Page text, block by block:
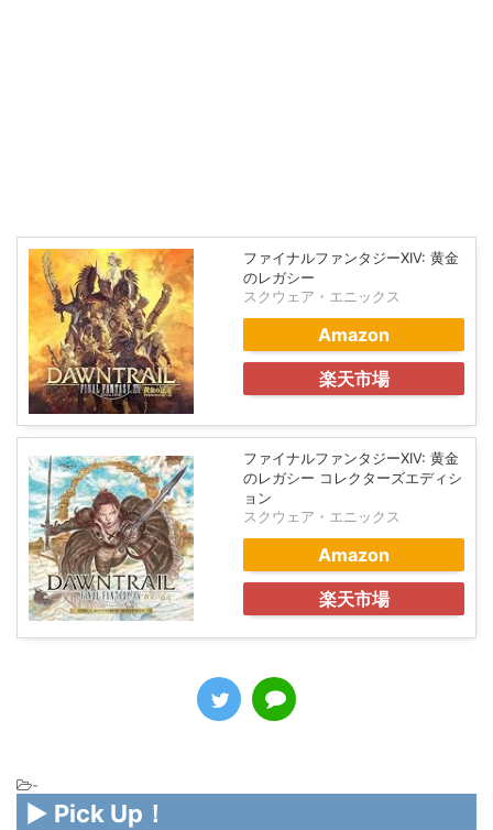
ファイナルファンタジーXIV: 黄金
のレガシー
スクウェア・エニックス
Amazon
楽天市場
ファイナルファンタジーXIV: 黄金
のレガシー コレクターズエディシ
ョン
スクウェア・エニックス
Amazon
楽天市場
-
▶ Pick Up！